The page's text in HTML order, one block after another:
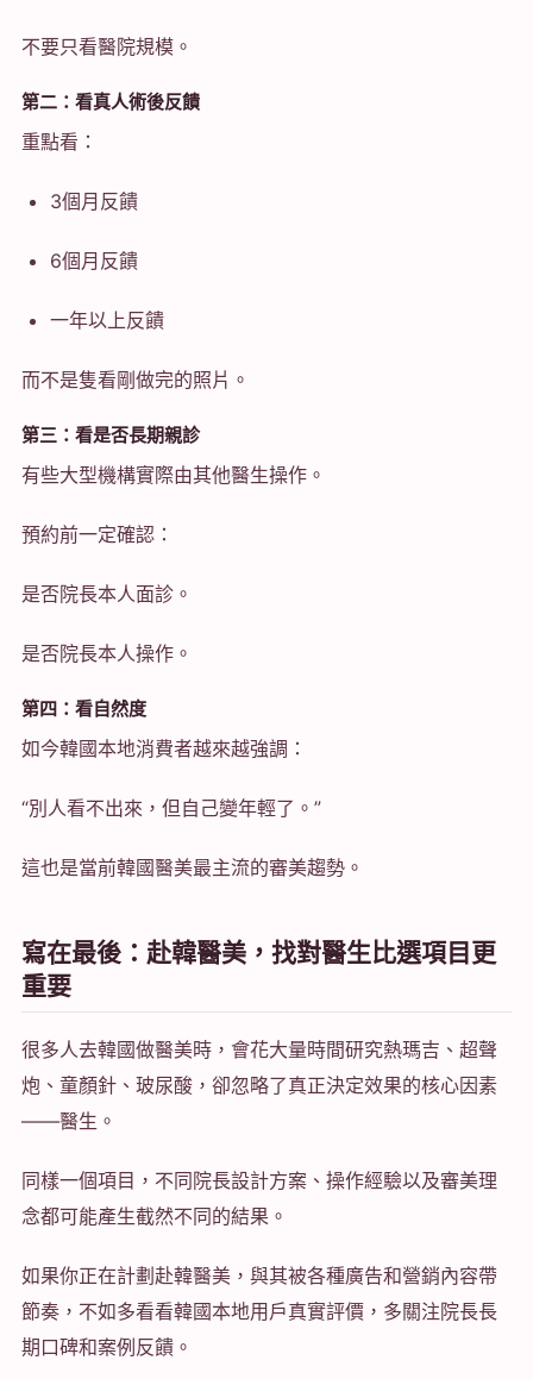
不要只看醫院規模。
第二：看真人術後反饋
重點看：
3個月反饋
6個月反饋
一年以上反饋
而不是隻看剛做完的照片。
第三：看是否長期親診
有些大型機構實際由其他醫生操作。
預約前一定確認：
是否院長本人面診。
是否院長本人操作。
第四：看自然度
如今韓國本地消費者越來越強調：
“別人看不出來，但自己變年輕了。”
這也是當前韓國醫美最主流的審美趨勢。
寫在最後：赴韓醫美，找對醫生比選項目更
重要
很多人去韓國做醫美時，會花大量時間研究熱瑪吉、超聲
炮、童顏針、玻尿酸，卻忽略了真正決定效果的核心因素
——醫生。
同樣一個項目，不同院長設計方案、操作經驗以及審美理
念都可能產生截然不同的結果。
如果你正在計劃赴韓醫美，與其被各種廣告和營銷內容帶
節奏，不如多看看韓國本地用戶真實評價，多關注院長長
期口碑和案例反饋。